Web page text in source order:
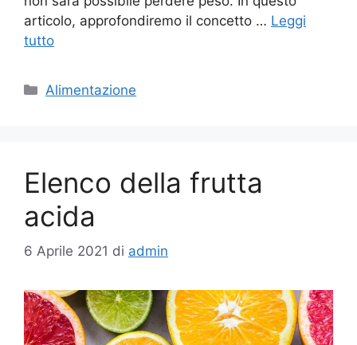
articolo, approfondiremo il concetto … Leggi
tutto
Categorie
Alimentazione
Elenco della frutta
acida
6 Aprile 2021 di admin